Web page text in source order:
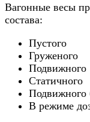
Вагонные весы
состава:
Пустого
Груженого
Подвижного
Статичного
Подвижного
В режиме